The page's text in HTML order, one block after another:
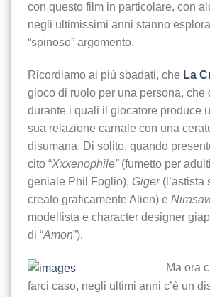
con questo film in particolare, con
negli ultimissimi anni stanno
“spinoso” argomento.
Ricordiamo ai più sbadati, che La
gioco di ruolo per una persona, che
durante i quali il giocatore produce
sua relazione carnale con una
disumana. Di solito, quando
cito “Xxxenophile”(fumetto per
geniale Phil Foglio), Giger(l’astista
creato graficamente Alien) e
modellista e character designer
di “Amon”).
Ma ora
farci caso, negli ultimi anni c’è un